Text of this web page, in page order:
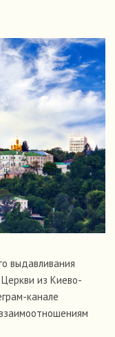
выдавливания
из Киево-
канале